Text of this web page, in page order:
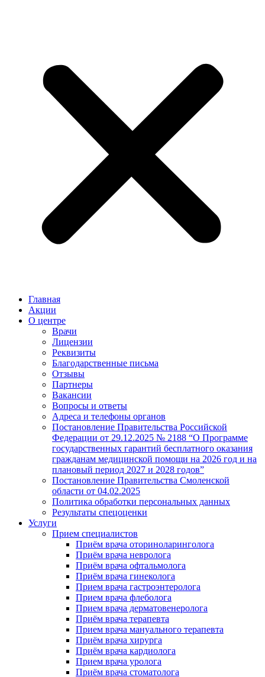
Главная
Акции
О центре
Врачи
Лицензии
Реквизиты
Благодарственные письма
Отзывы
Партнеры
Вакансии
Вопросы и ответы
Адреса и телефоны органов
Постановление Правительства Российской
Федерации от 29.12.2025 № 2188 “О Программе
государственных гарантий бесплатного оказания
гражданам медицинской помощи на 2026 год и на
плановый период 2027 и 2028 годов”
Постановление Правительства Смоленской
области от 04.02.2025
Политика обработки персональных данных
Результаты спецоценки
Услуги
Прием специалистов
Приём врача оториноларинголога
Приём врача невролога
Приём врача офтальмолога
Приём врача гинеколога
Прием врача гастроэнтеролога
Прием врача флеболога
Прием врача дерматовенеролога
Приём врача терапевта
Прием врача мануального терапевта
Приём врача хирурга
Приём врача кардиолога
Прием врача уролога
Приём врача стоматолога